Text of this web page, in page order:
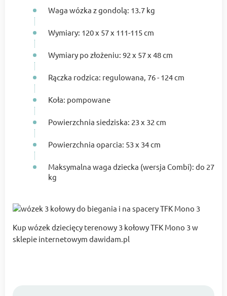
Waga wózka z gondolą: 13.7 kg
Wymiary: 120 x 57 x 111-115 cm
Wymiary po złożeniu: 92 x 57 x 48 cm
Rączka rodzica: regulowana, 76 - 124 cm
Koła: pompowane
Powierzchnia siedziska: 23 x 32 cm
Powierzchnia oparcia: 53 x 34 cm
Maksymalna waga dziecka (wersja Combi): do 27
kg
Kup wózek dziecięcy terenowy 3 kołowy TFK Mono 3 w
sklepie internetowym dawidam.pl